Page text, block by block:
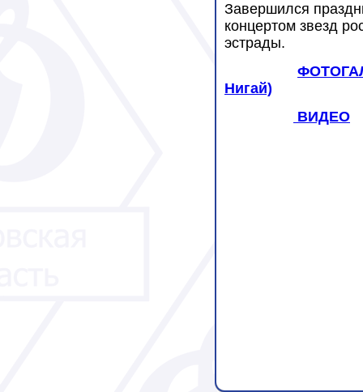
Завершился
концертом звезд
эстрады.
Нигай)
ВИДЕО